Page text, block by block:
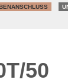
50